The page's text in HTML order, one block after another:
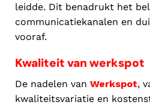
leidde. Dit benadrukt het
communicatiekanalen en
vooraf.
Kwaliteit van werkspot
De nadelen van Werkspot,
kwaliteitsvariatie en